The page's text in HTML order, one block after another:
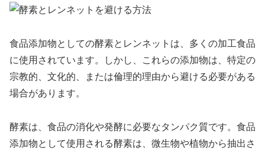
食品添加物としての酵素とレンネットは、多くの加工食品
に使用されています。しかし、これらの添加物は、特定の
宗教的、文化的、または倫理的理由から避ける必要がある
場合があります。
酵素は、食品の消化や発酵に必要なタンパク質です。食品
添加物として使用される酵素は、微生物や植物から抽出さ